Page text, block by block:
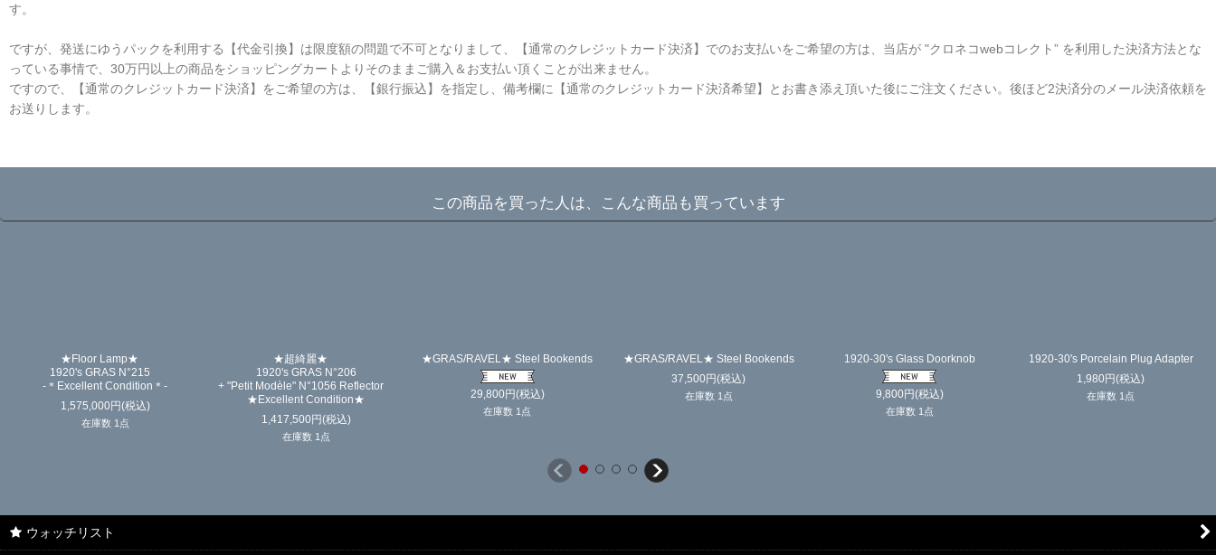
す。
ですが、発送にゆうパックを利用する【代金引換】は限度額の問題で不可となりまして、【通常のクレジットカード決済】でのお支払いをご希望の方は、当店が "クロネコwebコレクト” を利用した決済方法とな
っている事情で、30万円以上の商品をショッピングカートよりそのままご購入＆お支払い頂くことが出来ません。
ですので、【通常のクレジットカード決済】をご希望の方は、【銀行振込】を指定し、備考欄に【通常のクレジットカード決済希望】とお書き添え頂いた後にご注文ください。後ほど2決済分のメール決済依頼を
お送りします。
この商品を買った人は、こんな商品も買っています
★Floor Lamp★
1920's GRAS N°215
-＊Excellent Condition＊-
1,575,000円(税込)
在庫数 1点
★超綺麗★
1920's GRAS N°206
+ "Petit Modèle" N°1056 Reflector
★Excellent Condition★
1,417,500円(税込)
在庫数 1点
★GRAS/RAVEL★ Steel Bookends
29,800円(税込)
在庫数 1点
★GRAS/RAVEL★ Steel Bookends
37,500円(税込)
在庫数 1点
1920-30's Glass Doorknob
9,800円(税込)
在庫数 1点
1920-30's Porcelain Plug Adapter
1,980円(税込)
在庫数 1点
ウォッチリスト